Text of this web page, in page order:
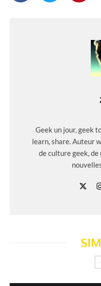
Geek un jour, geek
learn, share. Auteur
de culture geek, de